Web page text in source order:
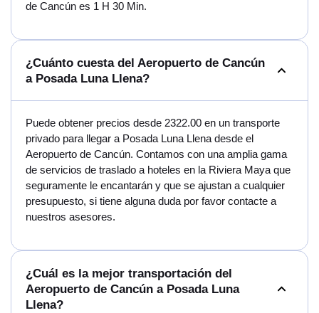
de Cancún es 1 H 30 Min.
¿Cuánto cuesta del Aeropuerto de Cancún
a Posada Luna Llena?
Puede obtener precios desde 2322.00 en un transporte
privado para llegar a Posada Luna Llena desde el
Aeropuerto de Cancún. Contamos con una amplia gama
de servicios de traslado a hoteles en la Riviera Maya que
seguramente le encantarán y que se ajustan a cualquier
presupuesto, si tiene alguna duda por favor contacte a
nuestros asesores.
¿Cuál es la mejor transportación del
Aeropuerto de Cancún a Posada Luna
Llena?